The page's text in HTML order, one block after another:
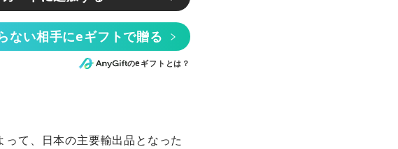
ない相手にeギフトで贈る
のeギフトとは？
て、日本の主要輸出品となった